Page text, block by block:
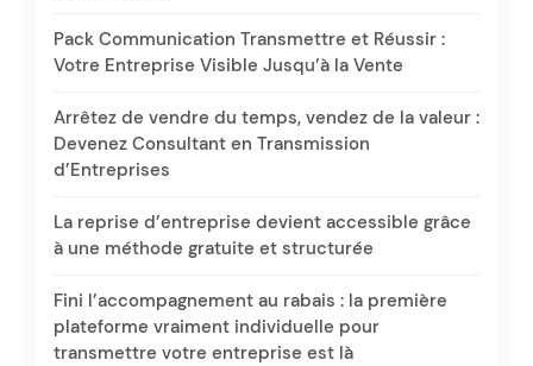
Pack Communication Transmettre et Réussir :
Votre Entreprise Visible Jusqu’à la Vente
Arrêtez de vendre du temps, vendez de la valeur :
Devenez Consultant en Transmission
d’Entreprises
La reprise d’entreprise devient accessible grâce
à une méthode gratuite et structurée
Fini l’accompagnement au rabais : la première
plateforme vraiment individuelle pour
transmettre votre entreprise est là